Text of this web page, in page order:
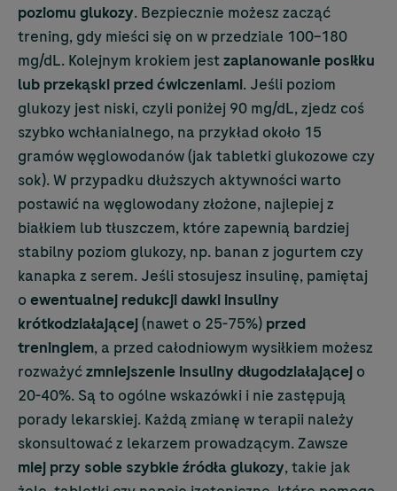
poziomu glukozy. Bezpiecznie możesz zacząć
trening, gdy mieści się on w przedziale 100–180
mg/dL. Kolejnym krokiem jestzaplanowanie posiłku
lub przekąski przed ćwiczeniami. Jeśli poziom
glukozy jest niski, czyli poniżej 90 mg/dL, zjedz coś
szybko wchłanialnego, na przykład około 15
gramów węglowodanów (jak tabletki glukozowe czy
sok). W przypadku dłuższych aktywności warto
postawić na węglowodany złożone, najlepiej z
białkiem lub tłuszczem, które zapewnią bardziej
stabilny poziom glukozy, np. banan z jogurtem czy
kanapka z serem. Jeśli stosujesz insulinę, pamiętaj
o ewentualnej redukcji dawki insuliny
krótkodziałającej(nawet o 25-75%) przed
treningiem, a przed całodniowym wysiłkiem możesz
rozważyćzmniejszenie insuliny długodziałającej o
20-40%. Są to ogólne wskazówki i nie zastępują
porady lekarskiej. Każdą zmianę w terapii należy
skonsultować z lekarzem prowadzącym. Zawsze
miej przy sobie szybkie źródła glukozy, takie jak